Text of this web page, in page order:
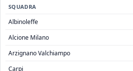
SQUADRA
Albinoleffe
Alcione Milano
Arzignano Valchiampo
Carpi